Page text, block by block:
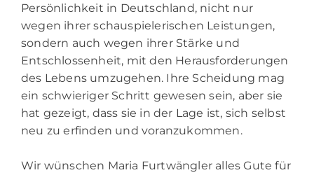
Persönlichkeit in Deutschland, nicht nur
wegen ihrer schauspielerischen Leistungen,
sondern auch wegen ihrer Stärke und
Entschlossenheit, mit den Herausforderungen
des Lebens umzugehen. Ihre Scheidung mag
ein schwieriger Schritt gewesen sein, aber sie
hat gezeigt, dass sie in der Lage ist, sich selbst
neu zu erfinden und voranzukommen.
Wir wünschen Maria Furtwängler alles Gute für